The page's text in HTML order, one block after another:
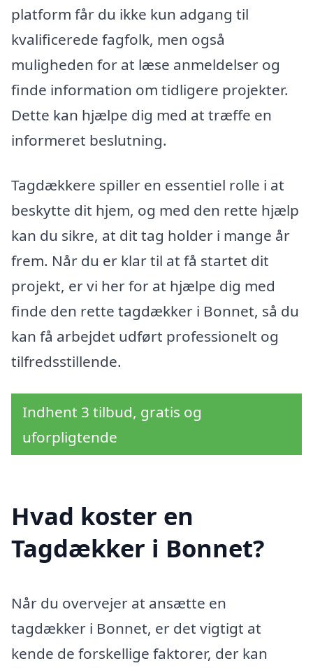
platform får du ikke kun adgang til
kvalificerede fagfolk, men også
muligheden for at læse anmeldelser og
finde information om tidligere projekter.
Dette kan hjælpe dig med at træffe en
informeret beslutning.
Tagdækkere spiller en essentiel rolle i at
beskytte dit hjem, og med den rette hjælp
kan du sikre, at dit tag holder i mange år
frem. Når du er klar til at få startet dit
projekt, er vi her for at hjælpe dig med
finde den rette tagdækker i Bonnet, så du
kan få arbejdet udført professionelt og
tilfredsstillende.
Indhent 3 tilbud, gratis og
uforpligtende
Hvad koster en
Tagdækker i Bonnet?
Når du overvejer at ansætte en
tagdækker i Bonnet, er det vigtigt at
kende de forskellige faktorer, der kan